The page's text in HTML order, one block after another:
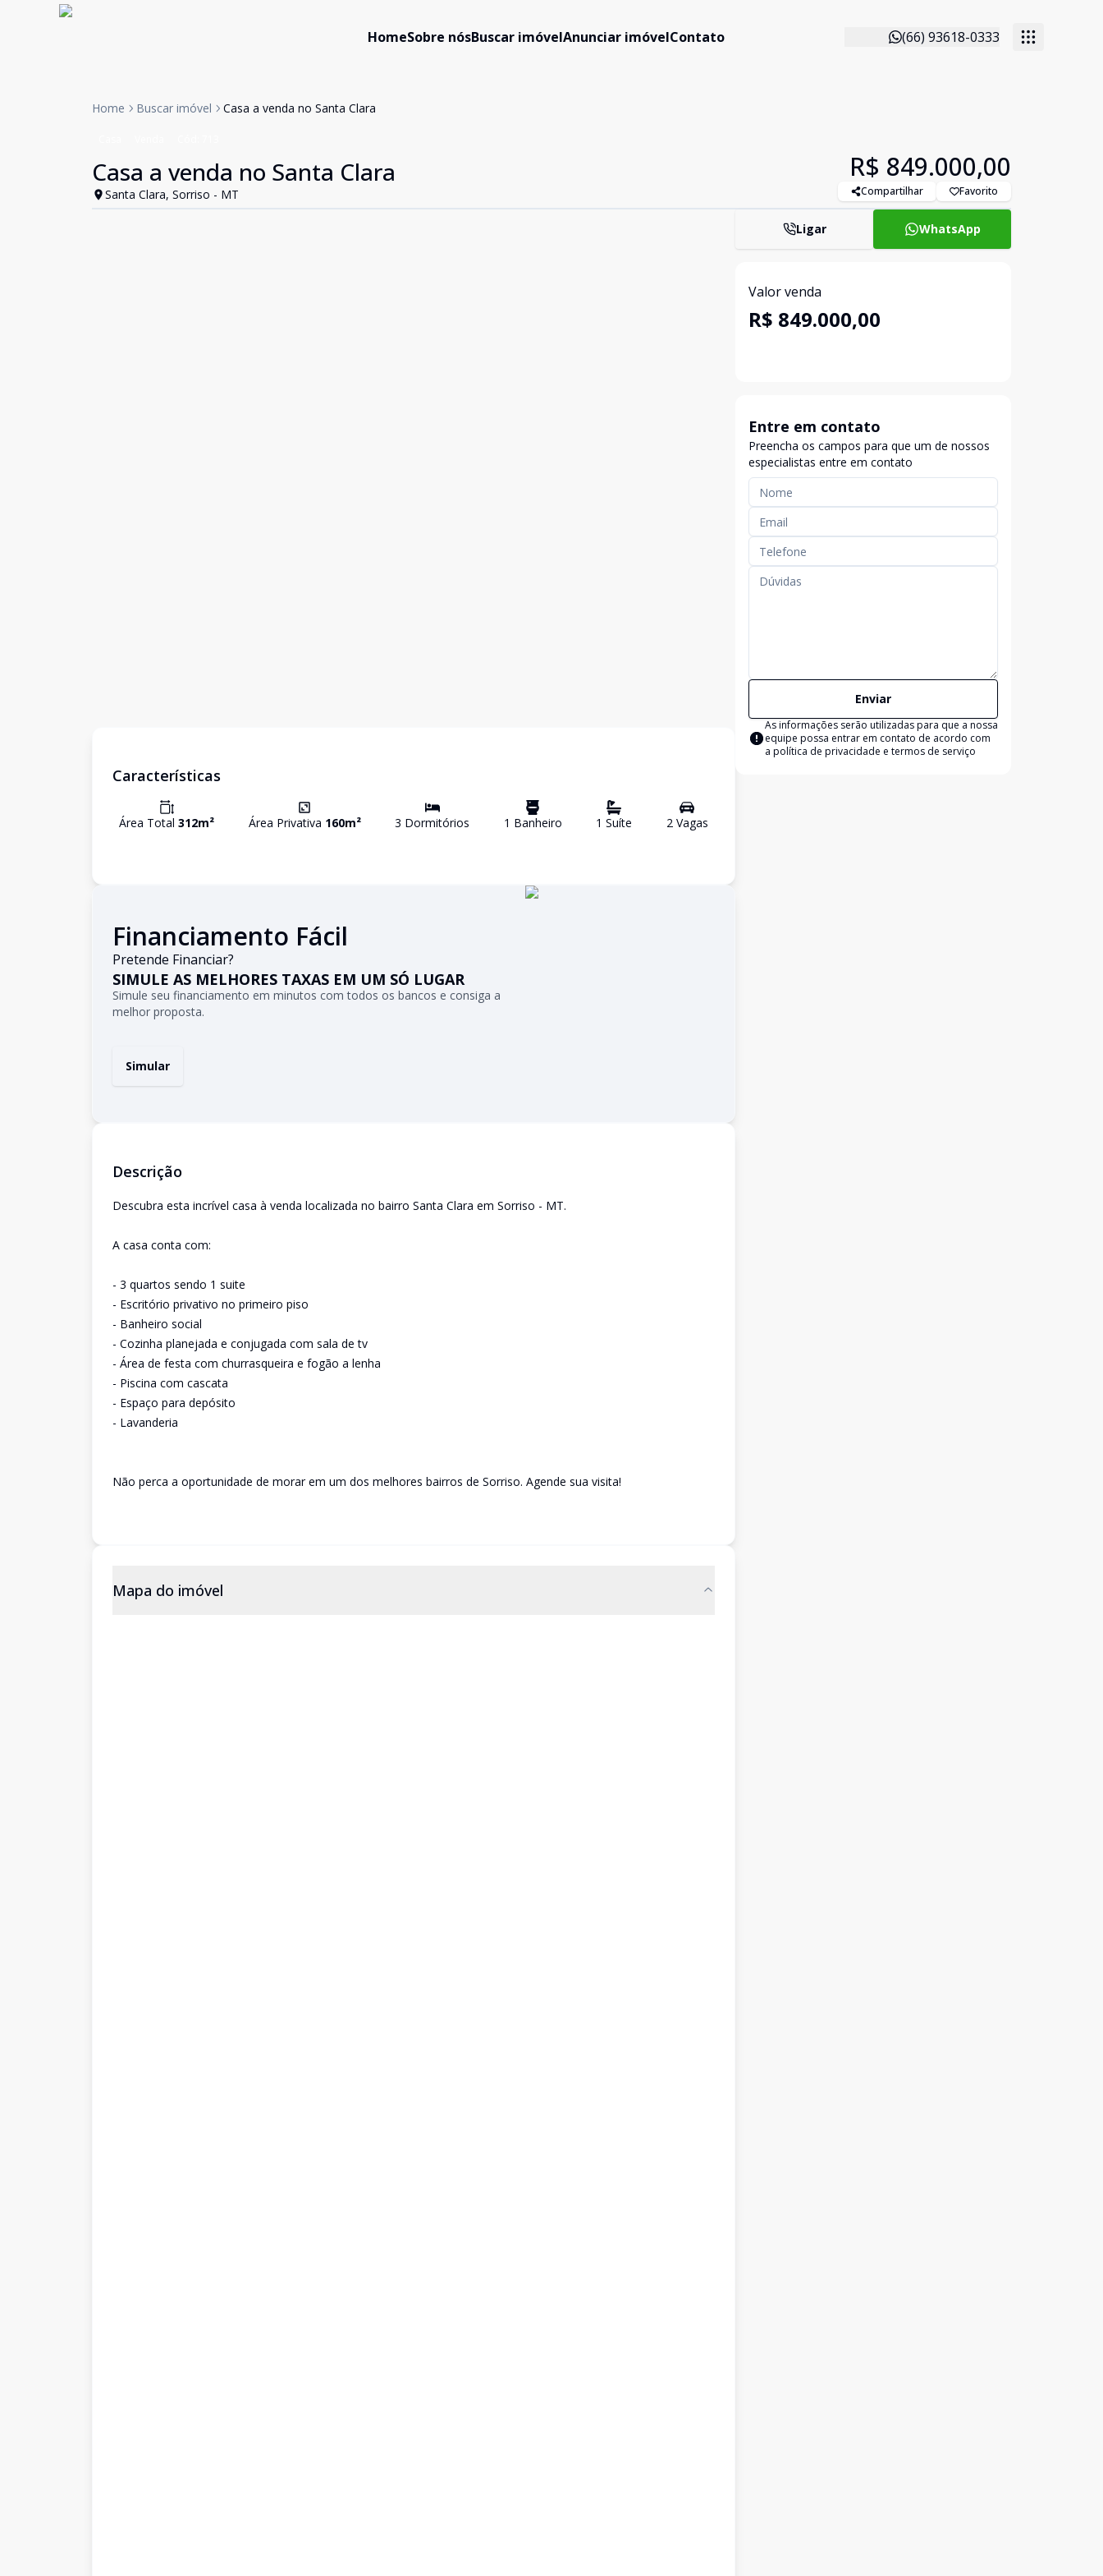
HomeSobre nósBuscar imóvelAnunciar imóvelContato (66) 93618-0333
Home Buscar imóvel Casa a venda no Santa Clara
Casa a venda no Santa Clara
Santa Clara, Sorriso - MT
R$ 849.000,00
Compartilhar Favorito
Características
Área Total 312m² Área Privativa 160m² 3 Dormitórios 1 Banheiro 1 Suíte 2Vagas
Financiamento Fácil
Pretende Financiar?
SIMULE AS MELHORES TAXAS EM UM SÓ LUGAR
Simule seu financiamento em minutos com todos os bancos e consiga a
melhor proposta.
Simular
Descrição
Descubra esta incrível casa à venda localizada no bairro Santa Clara em Sorriso - MT.
A casa conta com:
- 3 quartos sendo 1 suite
- Escritório privativo no primeiro piso
- Banheiro social
- Cozinha planejada e conjugada com sala de tv
- Área de festa com churrasqueira e fogão a lenha
- Piscina com cascata
- Espaço para depósito
- Lavanderia
Não perca a oportunidade de morar em um dos melhores bairros de Sorriso. Agende sua visita!
Mapa do imóvel
Ligar WhatsApp
Valor venda
R$ 849.000,00
Entre em contato
Preencha os campos para que um de nossos
especialistas entre em contato
Enviar
As informações serão utilizadas para que a nossa
equipe possa entrar em contato de acordo com
a política de privacidade e termos de serviço